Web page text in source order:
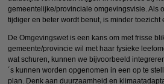
gemeentelijke/provinciale omgevingsvisie. Als
tijdiger en beter wordt benut, is minder
De Omgevingswet is een kans om met frisse
gemeente/provincie wil met haar fysieke
wat schuren, kunnen we bijvoorbeeld
´s kunnen worden opgenomen in een op te
plan. Denk aan duurzaamheid en